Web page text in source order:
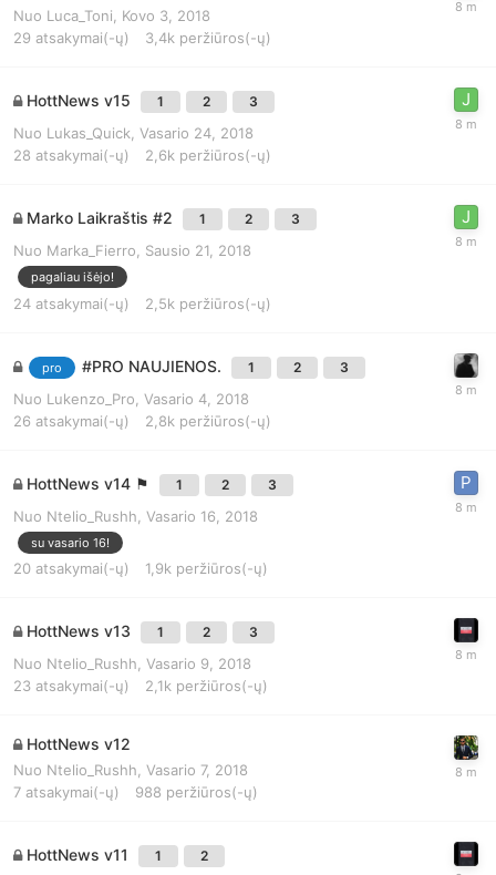
Nuo Luca_Toni, Kovo 3, 2018
29 atsakymai(-ų) 3,4k peržiūros(-ų)
HottNews v15 1 2 3
Nuo Lukas_Quick, Vasario 24, 2018
28 atsakymai(-ų) 2,6k peržiūros(-ų)
Marko Laikraštis #2 1 2 3
Nuo Marka_Fierro, Sausio 21, 2018
pagaliau išėjo!
24 atsakymai(-ų) 2,5k peržiūros(-ų)
pro #PRO NAUJIENOS. 1 2 3
Nuo Lukenzo_Pro Vasario 4, 2018
26 atsakymai(-ų) 2,8k peržiūros(-ų)
HottNews v14 ⚑ 1 2 3
Nuo Ntelio_Rushh Vasario 16, 2018
su vasario 16!
20 atsakymai(-ų) 1,9k peržiūros(-ų)
HottNews v13 1 2 3
Nuo Ntelio_Rushh Vasario 9, 2018
23 atsakymai(-ų) 2,1k peržiūros(-ų)
HottNews v12
Nuo Ntelio_Rushh Vasario 7, 2018
7 atsakymai(-ų) 988 peržiūros(-ų)
HottNews v11 1 2